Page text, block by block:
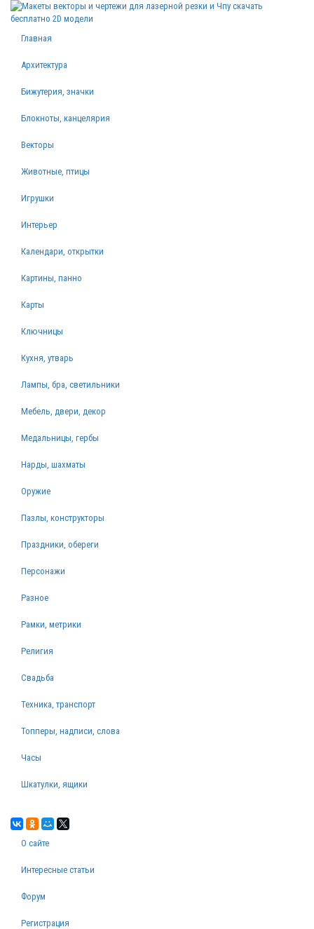
Главная
Архитектура
Бижутерия, значки
Блокноты, канцелярия
Векторы
Животные, птицы
Игрушки
Интерьер
Календари, открытки
Картины, панно
Карты
Ключницы
Кухня, утварь
Лампы, бра, светильники
Мебель, двери, декор
Медальницы, гербы
Нарды, шахматы
Оружие
Пазлы, конструкторы
Праздники, обереги
Персонажи
Разное
Рамки, метрики
Религия
Свадьба
Техника, транспорт
Топперы, надписи, слова
Часы
Шкатулки, ящики
О сайте
Интересные статьи
Форум
Регистрация